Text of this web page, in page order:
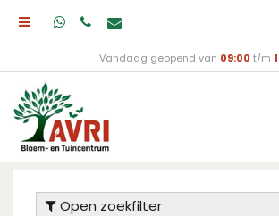
Vandaag geopend van 09:00 t/m
Open zoekfilter